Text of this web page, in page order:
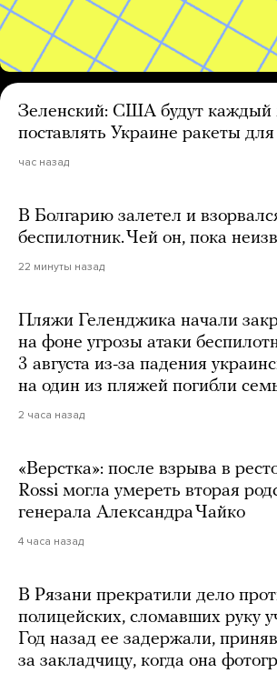
Зеленский: США будут каждый
поставлять Украине ракеты
час назад
В Болгарию залетел и
беспилотник. Чей он, пока
22 минуты назад
Пляжи Геленджика начали
на фоне угрозы атаки
3 августа из-за падения
на один из пляжей погибли
2 часа назад
«Верстка»: после взрыва в
Rossi могла умереть вторая
генерала Александра Чайко
4 часа назад
В Рязани прекратили дело
полицейских, сломавших руку
Год назад ее задержали, приняв
за закладчицу, когда она